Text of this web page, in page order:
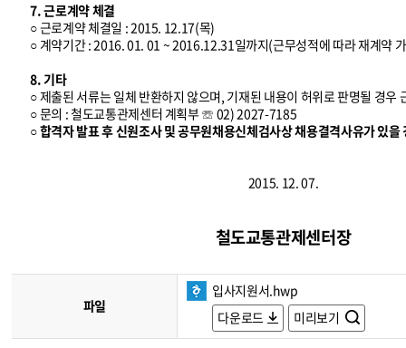
7. 근로계약 체결
○ 근로계약 체결일 : 2015. 12.17(목)
○ 계약기간 : 2016. 01. 01 ~ 2016.12.31일까지(근무성적에 따라 재계약
8. 기타
○ 제출된 서류는 일체 반환하지 않으며, 기재된 내용이 허위로 판명될 경우
○ 문의 : 철도교통관제센터 계획부 ☏ 02) 2027-7185
○ 합격자 발표 후 신원조사 및 공무원채용신체검사상 채용결격사유가 있
2015. 12. 07.
철도교통관제센터장
파일
입사지원서.hwp
다운로드
미리보기